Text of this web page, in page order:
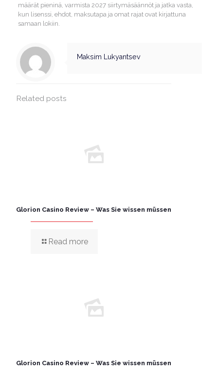
määrät pieninä, varmista 2027 siirtymäsäännöt ja jatka vasta,
kun lisenssi, ehdot, maksutapa ja omat rajat ovat kirjattuna
samaan lokiin.
Maksim Lukyantsev
Related posts
Glorion Casino Review – Was Sie wissen müssen
Read more
Glorion Casino Review – Was Sie wissen müssen